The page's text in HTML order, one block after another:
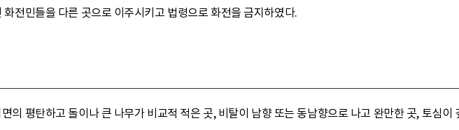
화전민들을 다른 곳으로 이주시키고 법령으로 화전을 금지하였다.
의 평탄하고 돌이나 큰 나무가 비교적 적은 곳, 비탈이 남향 또는 동남향으로 나고 완만한 곳, 토심이